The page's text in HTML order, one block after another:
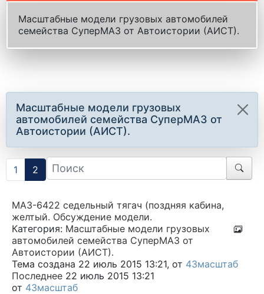
Масштабные модели грузовых автомобилей
семейства СуперМАЗ от Автоистории (АИСТ).
Масштабные модели грузовых
автомобилей семейства СуперМАЗ от
Автоистории (АИСТ).
1 2
МАЗ-6422 седельный тягач (поздняя кабина,
желтый. Обсуждение модели.
Категория: Масштабные модели грузовых
автомобилей семейства СуперМАЗ от
Автоистории (АИСТ).
Тема создана 22 июль 2015 13:21, от 43масштаб
Последнее 22 июль 2015 13:21
от 43масштаб